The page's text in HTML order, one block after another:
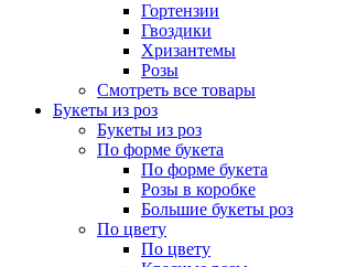
Гортензии
Гвоздики
Хризантемы
Розы
Смотреть все товары
Букеты из роз
Букеты из роз
По форме букета
По форме букета
Розы в коробке
Большие букеты роз
По цвету
По цвету